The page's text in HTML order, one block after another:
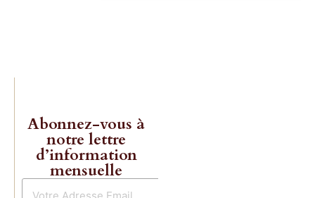
Abonnez-vous à
notre lettre
d’information
mensuelle